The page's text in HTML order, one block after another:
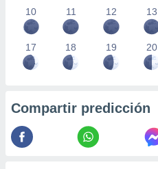
10 11 12 13
17 18 19 20
Compartir predicción